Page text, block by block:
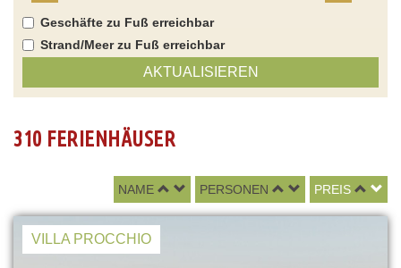
Geschäfte zu Fuß erreichbar
Strand/Meer zu Fuß erreichbar
AKTUALISIEREN
310 FERIENHÄUSER
NAME PERSONEN PREIS
VILLA PROCCHIO